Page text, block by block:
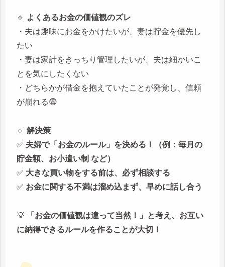
🔹 よくあるお金の価値観のズレ
・夫は趣味にお金をかけたいが、妻は貯金を優先し
たい
・妻は家計をきっちり管理したいが、夫は細かいこ
とを気にしたくない
・どちらかが借金を抱えていたことが発覚し、信頼
が崩れる😨
🔹 解決策
✅ 夫婦で「お金のルール」を決める！（例：毎月の
貯金額、お小遣い制 など）
✅ 大きな買い物をする前は、必ず相談する
✅ お金に関する不満は溜め込まず、早めに話し合う
💡
「お金の価値観は違って当然！」と考え、お互い
に納得できるルールを作ることが大切！